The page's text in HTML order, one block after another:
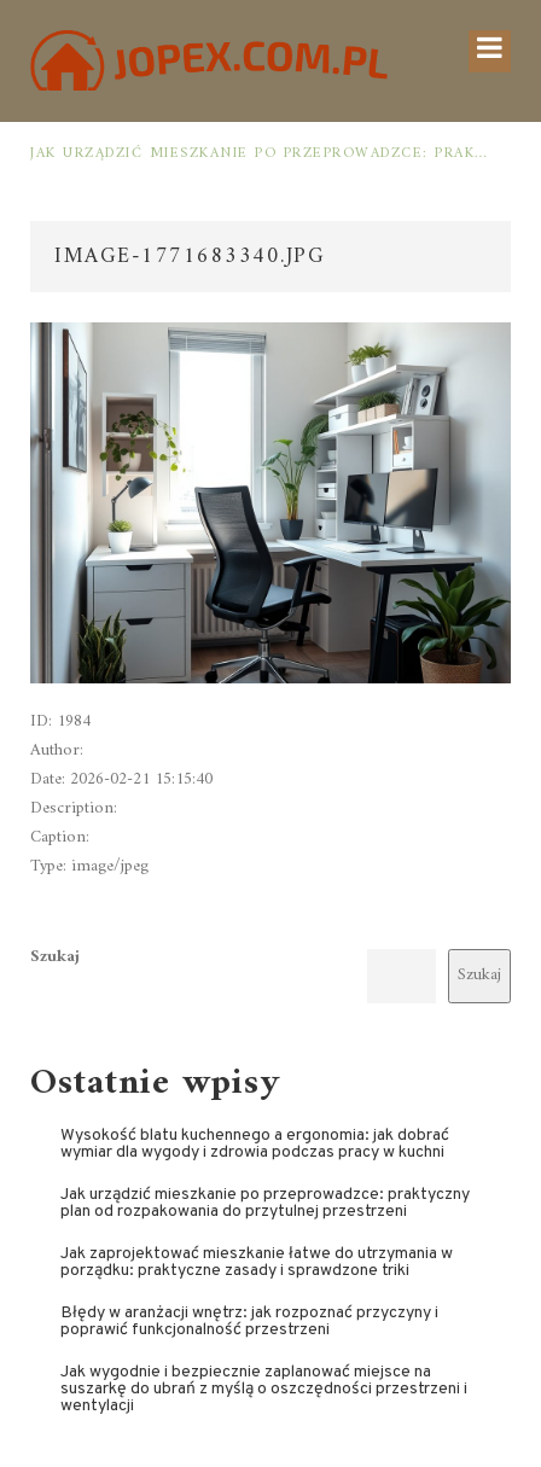
JAK URZĄDZIĆ MIESZKANIE PO PRZEPROWADZCE: PRAKTYCZNY PLAN OD ROZPAKOWANIA DO PRZYTULNEJ PRZESTRZENI
IMAGE-1771683340.JPG
ID: 1984
Author:
Date: 2026-02-21 15:15:40
Description:
Caption:
Type: image/jpeg
Szukaj
Szukaj
Ostatnie wpisy
Wysokość blatu kuchennego a ergonomia: jak dobrać
wymiar dla wygody i zdrowia podczas pracy w kuchni
Jak urządzić mieszkanie po przeprowadzce: praktyczny
plan od rozpakowania do przytulnej przestrzeni
Jak zaprojektować mieszkanie łatwe do utrzymania w
porządku: praktyczne zasady i sprawdzone triki
Błędy w aranżacji wnętrz: jak rozpoznać przyczyny i
poprawić funkcjonalność przestrzeni
Jak wygodnie i bezpiecznie zaplanować miejsce na
suszarkę do ubrań z myślą o oszczędności przestrzeni i
wentylacji